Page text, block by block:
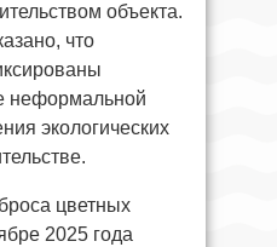
объекта.
что
неформальной
экологических
цветных
2025 года